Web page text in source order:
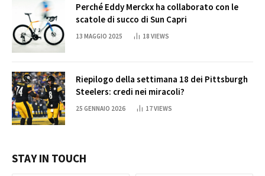
Perché Eddy Merckx ha collaborato con le
scatole di succo di Sun Capri
13 MAGGIO 2025 18 VIEWS
Riepilogo della settimana 18 dei Pittsburgh
Steelers: credi nei miracoli?
25 GENNAIO 2026 17VIEWS
STAY IN TOUCH